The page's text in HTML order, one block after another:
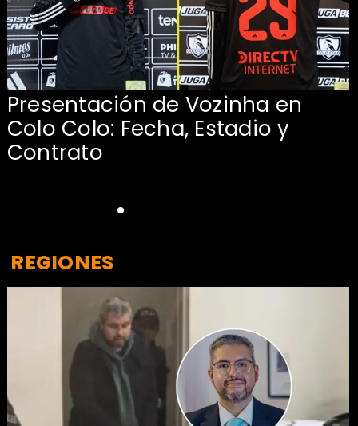
Presentación de Vozinha en
Colo Colo: Fecha, Estadio y
Contrato
REGIONES